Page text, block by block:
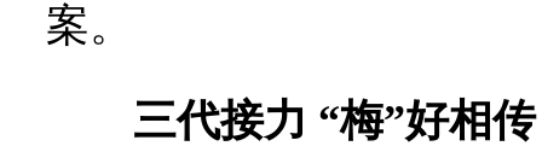
案。
三代接力 “梅”好相传